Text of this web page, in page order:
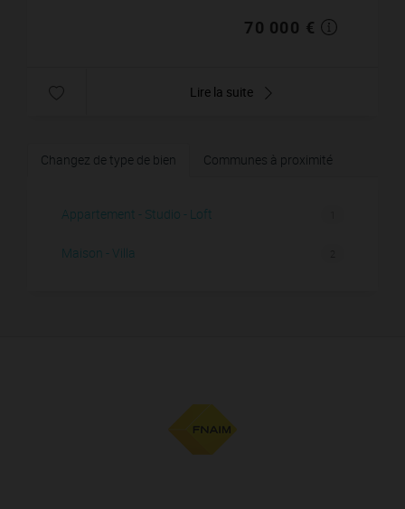
70 000 €
Lire la suite
Changez de type de bien Communes à proximité
Appartement - Studio - Loft
Maison - Villa